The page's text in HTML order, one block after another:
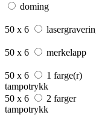
doming
50 x 6
50 x 6 merkelapp
50 x 6
1 farge(r)
tampotrykk
50 x 6
2 farger
tampotrykk